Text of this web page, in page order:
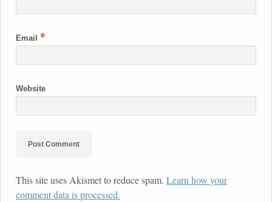
Email *
Website
This site uses Akismet to reduce spam. Learn how your
comment data is processed.